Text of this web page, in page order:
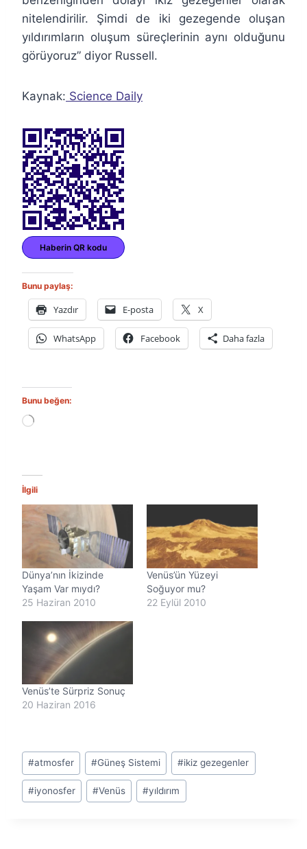
nitelendirilir. Şimdi de iki gezegende oluşan
yıldırımların oluşum süreçlerinin aynı olduğunu
görüyoruz” diyor Russell.
Kaynak: Science Daily
Haberin QR kodu
Bunu paylaş:
Yazdır E-posta X
WhatsApp Facebook Daha fazla
Bunu beğen:
Y
n
y
.
.
İlgili
Dünya’nın İkizinde
Yaşam Var mıydı?
25 Haziran 2010
Venüs’ün Yüzeyi
Soğuyor mu?
22 Eylül 2010
Venüs’te Sürpriz Sonuç
20 Haziran 2016
Post
Tags:
#atmosfer #Güneş Sistemi #ikiz gezegenler
#iyonosfer #Venüs #yıldırım